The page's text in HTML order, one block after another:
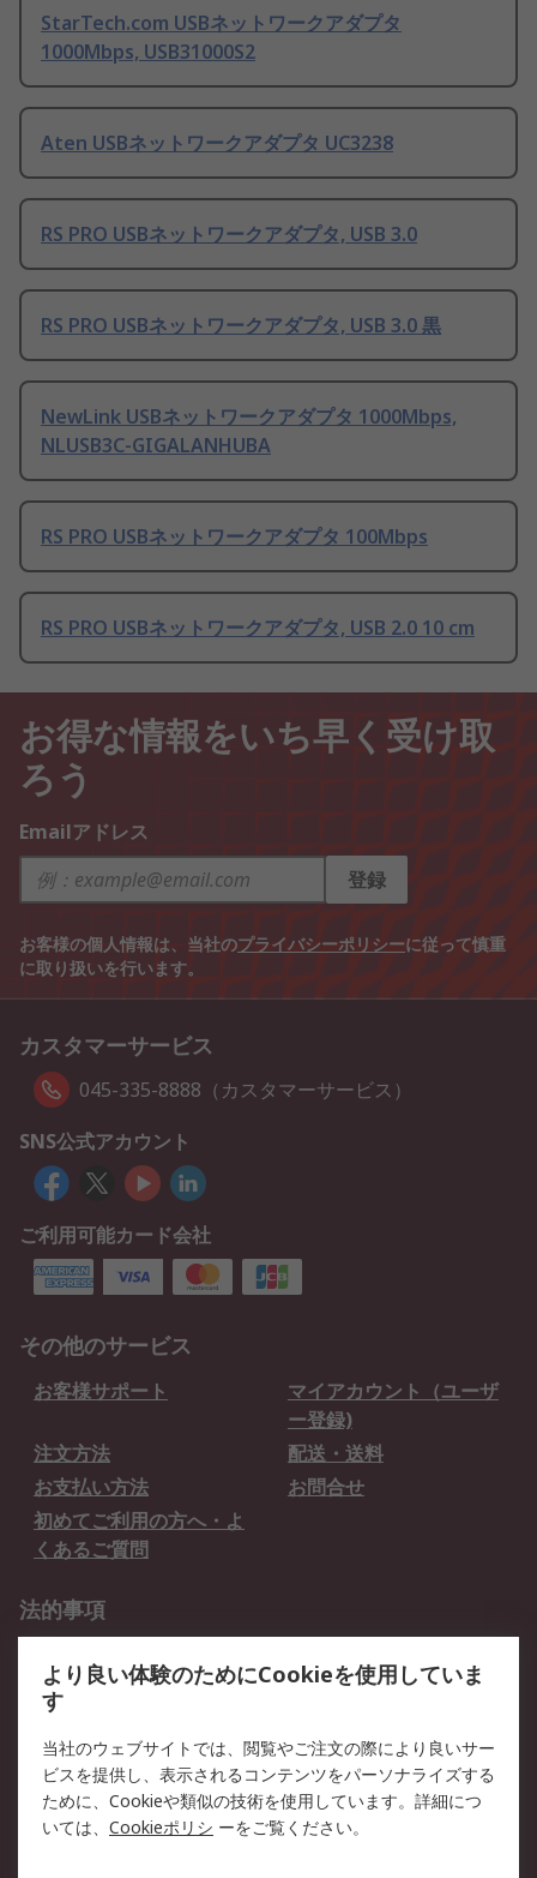
StarTech.com USBネットワークアダプタ
1000Mbps, USB31000S2
Aten USBネットワークアダプタ UC3238
RS PRO USBネットワークアダプタ, USB 3.0
RS PRO USBネットワークアダプタ, USB 3.0 黒
NewLink USBネットワークアダプタ 1000Mbps,
NLUSB3C-GIGALANHUBA
RS PRO USBネットワークアダプタ 100Mbps
RS PRO USBネットワークアダプタ, USB 2.0 10 cm
お得な情報をいち早く受け取
ろう
Emailアドレス
登録
お客様の個人情報は、当社のプライバシーポリシーに従って慎重
に取り扱いを行います。
カスタマーサービス
045-335-8888（カスタマーサービス）
SNS公式アカウント
ご利用可能カード会社
その他のサービス
お客様サポート
マイアカウント（ユーザ
ー登録)
注文方法
配送・送料
お支払い方法
お問合せ
初めてご利用の方へ・よ
くあるご質問
法的事項
クッキーポリシー
RSについて
会社概要
採用情報
プレスリリース＆お知ら
コーポレートサイト
より良い体験のためにCookieを使用していま
す
当社のウェブサイトでは、閲覧やご注文の際により良いサー
ビスを提供し、表示されるコンテンツをパーソナライズする
ために、Cookieや類似の技術を使用しています。詳細につ
いては、 Cookieポリシ ーをご覧ください。